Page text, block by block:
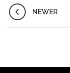
NEWER